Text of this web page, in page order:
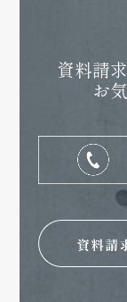
資料請
お